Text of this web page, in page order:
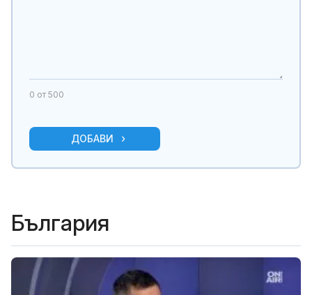
0 от 500
ДОБАВИ
България